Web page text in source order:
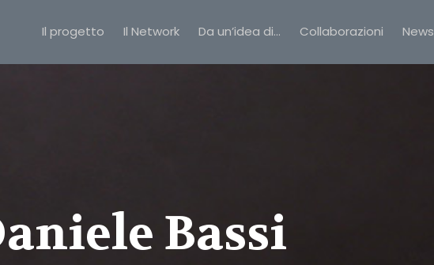
Il progetto Il Network Da un’idea di… Collaborazioni News
Bassi